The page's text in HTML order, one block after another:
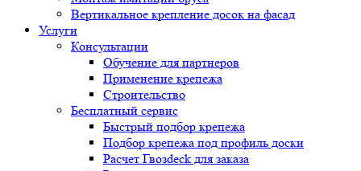
Вертикальное крепление досок на фасад
Услуги
Консультации
Обучение для партнеров
Применение крепежа
Строительство
Бесплатный сервис
Быстрый подбор крепежа
Подбор крепежа под профиль доски
Расчет Гвозdeck для заказа